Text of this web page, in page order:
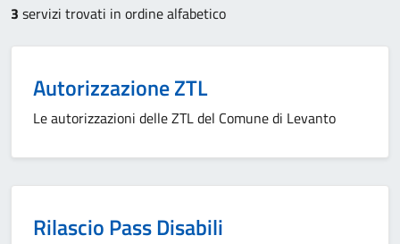
3 servizi trovati in ordine alfabetico
Autorizzazione ZTL
Le autorizzazioni delle ZTL del Comune di Levanto
Rilascio Pass Disabili